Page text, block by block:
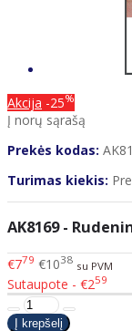
Akcija -25%
Į norų sąrašą
Prekės kodas:
Turimas kiekis:
AK8169 -
€779 €1038 su PVM
Sutaupote - €259